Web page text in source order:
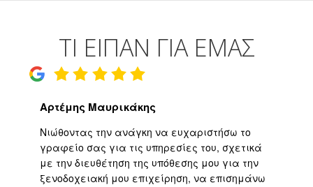
ΤΙ ΕΙΠΑΝ ΓΙΑ ΕΜΑΣ
Αρτέμης Μαυρικάκης
Νιώθοντας την ανάγκη να ευχαριστήσω το
γραφείο σας για τις υπηρεσίες του, σχετικά
με την διευθέτηση της υπόθεσης μου για την
ξενοδοχειακή μου επιχείρηση, να επισημάνω